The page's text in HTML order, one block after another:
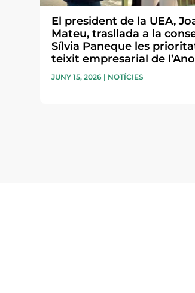
El president de la UEA,
Mateu, trasllada a la
Sílvia Paneque les
teixit empresarial de
JUNY 15, 2026 | NOTÍCIES